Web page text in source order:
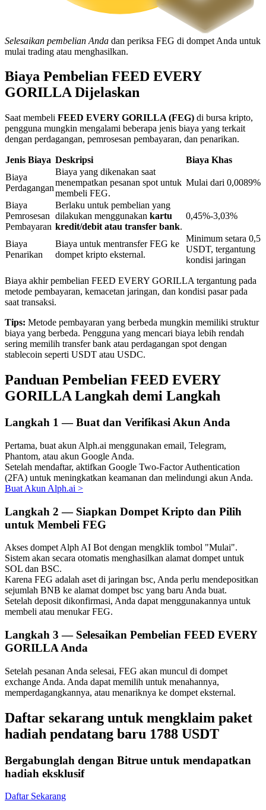
Penguncian BTR
Investasi eksklusif untuk pemegang BTR
Pinjaman
Layanan pinjaman yang didukung Crypto
Investasi Otomatis
Raih keuntungan jangka panjang dan kepentingan fleksibel
Pelajari Staking
Pelajari tentang mendapatkan penghasilan pasif
Mitra Bitrue
Afiliasi Bitrue
Selesaikan pembelian Anda dan periksa FEG di dompet Anda untuk
mulai trading atau menghasilkan.
Biaya Pembelian FEED EVERY
GORILLA Dijelaskan
Saat membeli FEED EVERY GORILLA (FEG) di bursa kripto,
pengguna mungkin mengalami beberapa jenis biaya yang terkait
dengan perdagangan, pemrosesan pembayaran, dan penarikan.
Jenis Biaya Deskripsi
Biaya Khas
Biaya
Perdagangan
Biaya yang dikenakan saat
menempatkan pesanan spot untuk
membeli FEG.
Mulai dari 0,0089%
Biaya
Pemrosesan
Pembayaran
Berlaku untuk pembelian yang
dilakukan menggunakan kartu
kredit/debit atau transfer bank.
0,45%-3,03%
Biaya
Penarikan
Biaya untuk mentransfer FEG ke
dompet kripto eksternal.
Minimum setara 0,5
USDT, tergantung
kondisi jaringan
Biaya akhir pembelian FEED EVERY GORILLA tergantung pada
metode pembayaran, kemacetan jaringan, dan kondisi pasar pada
saat transaksi.
Tips: Metode pembayaran yang berbeda mungkin memiliki struktur
biaya yang berbeda. Pengguna yang mencari biaya lebih rendah
sering memilih transfer bank atau perdagangan spot dengan
stablecoin seperti USDT atau USDC.
Panduan Pembelian FEED EVERY
GORILLA Langkah demi Langkah
Langkah 1 —Buat dan Verifikasi Akun Anda
Pertama, buat akun Alph.ai menggunakan email, Telegram,
Phantom, atau akun Google Anda.
Setelah mendaftar, aktifkan Google Two-Factor Authentication
(2FA) untuk meningkatkan keamanan dan melindungi akun Anda.
Buat Akun Alph.ai >
Langkah 2 — Siapkan Dompet Kripto dan Pilih
untuk Membeli FEG
Akses dompet Alph AI Bot dengan mengklik tombol "Mulai".
Sistem akan secara otomatis menghasilkan alamat dompet untuk
SOL dan BSC.
Karena FEG adalah aset di jaringan bsc, Anda perlu mendepositkan
sejumlah BNB ke alamat dompet bsc yang baru Anda buat.
Setelah deposit dikonfirmasi, Anda dapat menggunakannya untuk
membeli atau menukar FEG.
Langkah 3 — Selesaikan Pembelian FEED EVERY
GORILLA Anda
Setelah pesanan Anda selesai, FEG akan muncul di dompet
exchange Anda. Anda dapat memilih untuk menahannya,
memperdagangkannya, atau menariknya ke dompet eksternal.
Daftar sekarang untuk mengklaim paket
hadiah pendatang baru 1788 USDT
Bergabunglah dengan Bitrue untuk mendapatkan
hadiah eksklusif
Daftar Sekarang